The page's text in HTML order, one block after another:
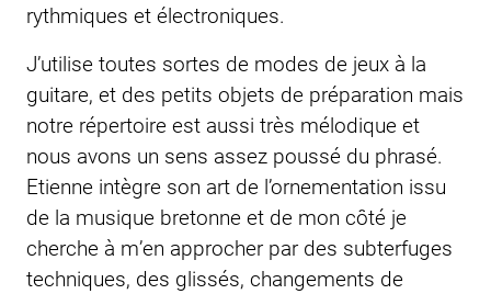
rythmiques et électroniques.
J’utilise toutes sortes de modes de jeux à la
guitare, et des petits objets de préparation mais
notre répertoire est aussi très mélodique et
nous avons un sens assez poussé du phrasé.
Etienne intègre son art de l’ornementation issu
de la musique bretonne et de mon côté je
cherche à m’en approcher par des subterfuges
techniques, des glissés, changements de